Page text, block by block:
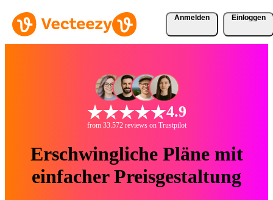
Anmelden Einloggen
4.9
from 33.572 reviews on Trustpilot
Erschwingliche Pläne mit
einfacher Preisgestaltung